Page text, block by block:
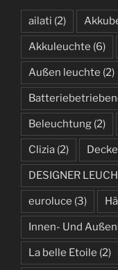
v
ailati (2)
Akkuleuchte (6)
Außen leuchte (2)
Beleuchtung (2)
Clizia (2)
DESIGNER
euroluce (3)
Innen- Und
La belle Etoile (2)